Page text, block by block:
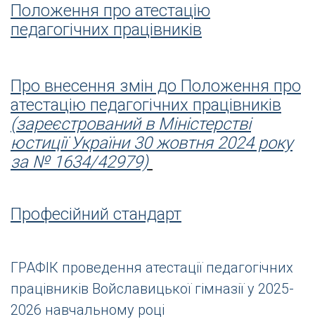
Положення про атестацію
педагогічних працівників
Про внесення змін до Положення про
атестацію педагогічних працівників
(зареєстрований в Міністерстві
юстиції України 30 жовтня 2024 року
за № 1634/42979)
Професійний стандарт
ГРАФІК проведення атестації педагогічних
працівників Войславицької гімназії у 2025-
2026 навчальному році